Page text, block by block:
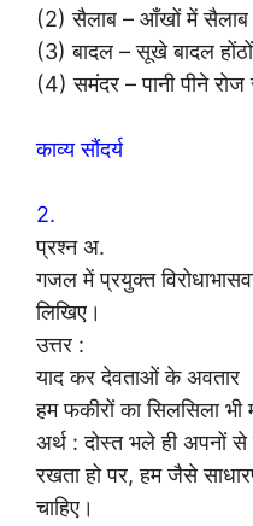
(2) सैलाब – आँखों में सैलाब
(3) बादल – सूखे बादल
(4) समंदर – पानी पीने
काव्य सौंदर्य
2.
प्रश्न अ.
गजल में प्रयुक्त
लिखिए।
उत्तर :
याद कर देवताओं के अवतार
हम फकीरों का सिलसिला भी
अर्थ : दोस्त भले ही अपनों
रखता हो पर, हम जैसे
चाहिए।